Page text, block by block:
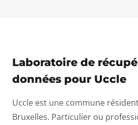
Laboratoire de
données pour Uccle
Uccle est une commune
Bruxelles. Particulier ou